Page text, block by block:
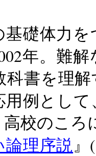
基礎体力
年。難解
科書を理
用例として
高校のこ
論理序説』 (